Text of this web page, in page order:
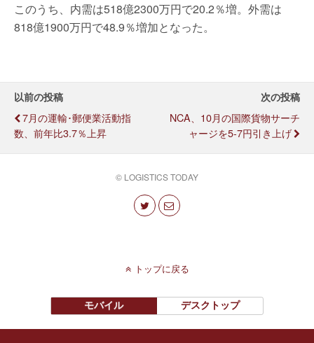
このうち、内需は518億2300万円で20.2％増。外需は
818億1900万円で48.9％増加となった。
以前の投稿
7月の運輸･郵便業活動指
数、前年比3.7％上昇
次の投稿
NCA、10月の国際貨物サーチ
ャージを5-7円引き上げ
© LOGISTICS TODAY
トップに戻る
モバイル デスクトップ